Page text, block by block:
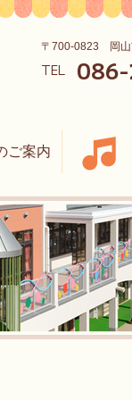
〒700-0823 岡山
TEL
ご案内